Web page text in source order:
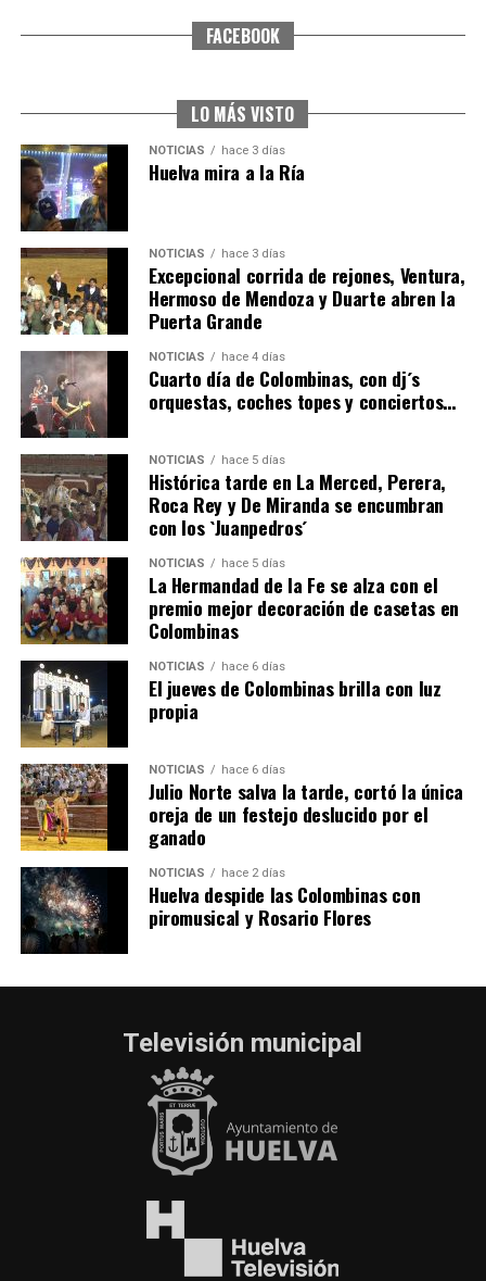
SEXTA CORRIDA DE LAS FIESTAS COLOMBINAS
6º DÍA DE LAS FIESTAS COLOMBINAS 2026
hace 3 días Huelvatv
QUINTA CORRIDA DE LAS FIESTAS COLOMBINAS
2026
hace 3 días· Huelvatv
FACEBOOK
LO MÁS VISTO
NOTICIAS hace 3 días
Huelva mira a la Ría
NOTICIAS hace 3 días
Excepcional corrida de rejones, Ventura,
Hermoso de Mendoza y Duarte abren la
Puerta Grande
NOTICIAS hace 4 días
Cuarto día de Colombinas, con dj´s
orquestas, coches topes y conciertos…
NOTICIAS hace 5 días
Histórica tarde en La Merced, Perera,
Roca Rey y De Miranda se encumbran
con los `Juanpedros´
NOTICIAS hace 5 días
La Hermandad de la Fe se alza con el
premio mejor decoración de casetas en
Colombinas
NOTICIAS hace 6 días
El jueves de Colombinas brilla con luz
propia
NOTICIAS hace 6 días
Julio Norte salva la tarde, cortó la única
oreja de un festejo deslucido por el
ganado
NOTICIAS hace 2 días
Huelva despide las Colombinas con
piromusical y Rosario Flores
Televisión municipal